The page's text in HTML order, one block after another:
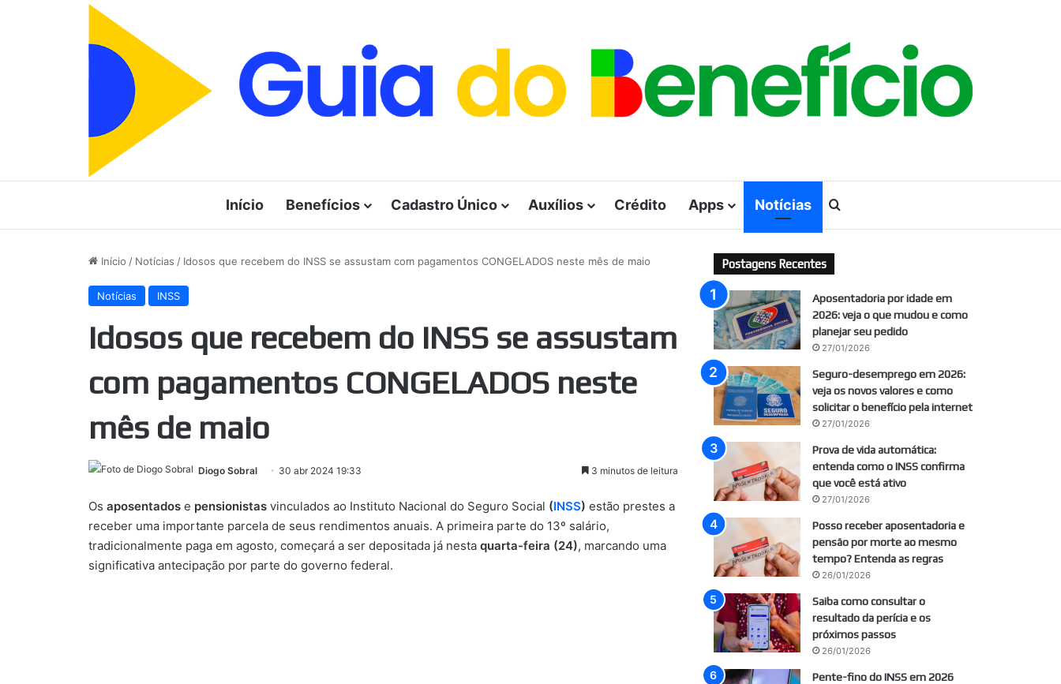
Início Benefícios Cadastro Único Auxílios Crédito Apps Notícias
Início / Notícias / Idosos que recebem do INSS se assustam com pagamentos CONGELADOS neste mês de maio
Notícias INSS
Idosos que recebem do INSS se assustam
com pagamentos CONGELADOS neste
mês de maio
Diogo Sobral 30 abr 2024 19:33 3 minutos de leitura
Os aposentados e pensionistas vinculados ao Instituto Nacional do Seguro Social (INSS) estão prestes a
receber uma importante parcela de seus rendimentos anuais. A primeira parte do 13º salário,
tradicionalmente paga em agosto, começará a ser depositada já nesta quarta-feira (24), marcando uma
significativa antecipação por parte do governo federal.
Postagens Recentes
Aposentadoria por idade em
2026: veja o que mudou e como
planejar seu pedido
27/01/2026
Seguro-desemprego em 2026:
veja os novos valores e como
solicitar o benefício pela internet
27/01/2026
Prova de vida automática:
entenda como o INSS confirma
que você está ativo
27/01/2026
Posso receber aposentadoria e
pensão por morte ao mesmo
tempo? Entenda as regras
26/01/2026
Saiba como consultar o
resultado da perícia e os
próximos passos
26/01/2026
Pente-fino do INSS em 2026